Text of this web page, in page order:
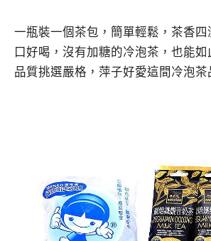
一瓶裝一個茶包，簡單輕鬆，茶香
口好喝，沒有加糖的冷泡茶，也能
品質挑選嚴格，萍子好愛這間冷泡茶